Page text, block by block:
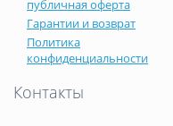
публичная оферта
Гарантии и возврат
Политика
конфиденциальности
Контакты